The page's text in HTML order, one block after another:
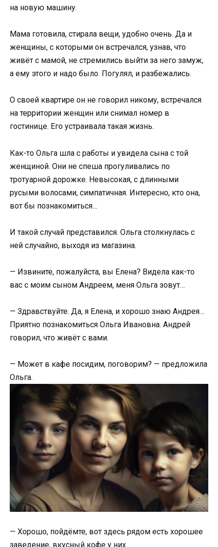
на новую машину.
Мама готовила, стирала вещи, удобно очень. Да и
женщины, с которыми он встречался, узнав, что
живёт с мамой, не стремились выйти за него замуж,
а ему этого и надо было. Погулял, и разбежались.
О своей квартире он не говорил никому, встречался
на территории женщин или снимал номер в
гостинице. Его устраивала такая жизнь.
Как-то Ольга шла с работы и увидела сына с той
женщиной. Они не спеша прогуливались по
тротуарной дорожке. Невысокая, с длинными
русыми волосами, симпатичная. Интересно, кто она,
вот бы познакомиться…
И такой случай представился. Ольга столкнулась с
ней случайно, выходя из магазина.
— Извините, пожалуйста, вы Елена? Видела как-то
вас с моим сыном Андреем, меня Ольга зовут…
— Здравствуйте. Да, я Елена, и хорошо знаю Андрея…
Приятно познакомиться Ольга Ивановна. Андрей
говорил, что живёт с вами.
— Может в кафе посидим, поговорим? — предложила
Ольга.
— Хорошо, пойдёмте, вот здесь рядом есть хорошее
заведение, вкусный кофе у них.